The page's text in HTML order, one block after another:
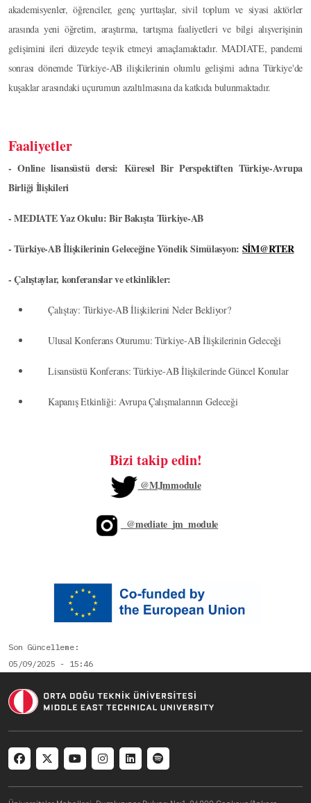
akademisyenler, öğrenciler, genç yurttaşlar, sivil toplum ve siyasi aktörler
arasında yeni öğretim, araştırma, tartışma faaliyetleri ve bilgi alışverişinin
gelişimini ileri düzeyde teşvik etmeyi amaçlamaktadır. MADIATE, pandemi
sonrası dönemde Türkiye-AB ilişkilerinin olumlu gelişimi adına Türkiye'de
kuşaklar arasındaki uçurumun azaltılmasına da katkıda bulunmaktadır.
Faaliyetler
- Online lisansüstü dersi: Küresel Bir Perspektiften Türkiye-Avrupa
Birliği İlişkileri
- MEDIATE Yaz Okulu: Bir Bakışta Türkiye-AB
- Türkiye-AB İlişkilerinin Geleceğine Yönelik Simülasyon: SİM@RTER
- Çalıştaylar, konferanslar ve etkinlikler:
Çalıştay: Türkiye-AB İlişkilerini Neler Bekliyor?
Ulusal Konferans Oturumu: Türkiye-AB İlişkilerinin Geleceği
Lisansüstü Konferans: Türkiye-AB İlişkilerinde Güncel Konular
Kapanış Etkinliği: Avrupa Çalışmalarının Geleceği
Bizi takip edin!
@MJmmodule
@mediate_jm_module
Son Güncelleme
05/09/2025 - 15:46
Social menu